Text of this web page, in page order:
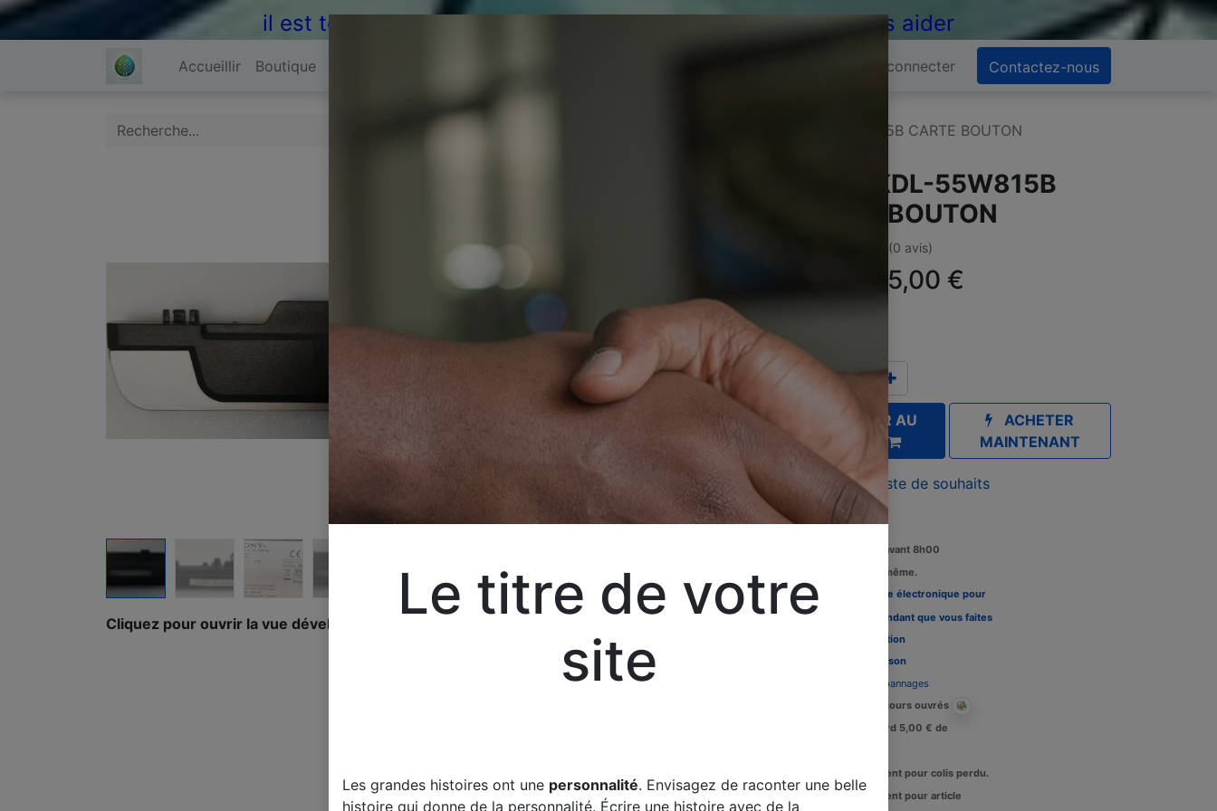
il est temps de réparer...Electronique 66 est heureux de vous aider
Accueillir Boutique Se connecter Contactez-nous
SONY KDL-55W815B CARTE BOUTON
Cliquez pour ouvrir la vue développée.
SONY KDL-55W815B
CARTE BOUTON
(0 avis)
15,00 €
AJOUTER AU
ACHETER
MAINTENANT
Ajouter à la liste de souhaits
Commandez avant 8h00
Expédition le jour même.
Louez une carte électronique pour
votre télévision pendant que vous faites
option
Délais de livraison
Assistance dépannages
Livraison : 2-3 jours ouvrés
Crédit de retard 5,00 € de
Remboursement pour colis perdu.
Remboursement pour article
Le titre de votre
site
Les grandes histoires ont une personnalité. Envisagez de raconter une belle
histoire qui donne de la personnalité. Écrire une histoire avec de la